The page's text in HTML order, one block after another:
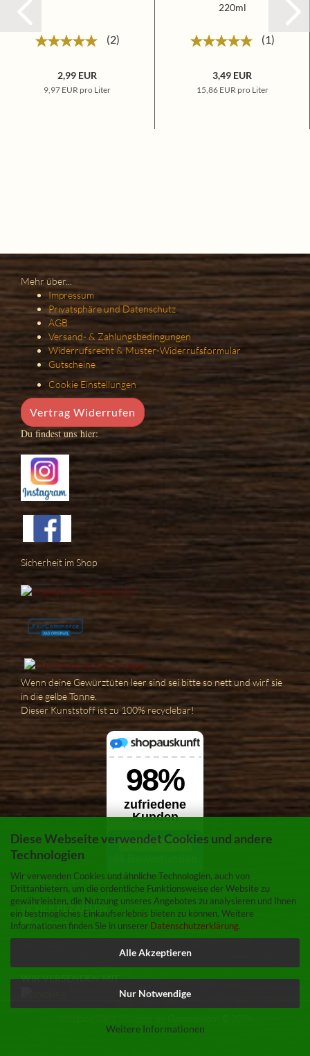
Diese Webseite verwendet Cookies und andere
Technologien
Wir verwenden Cookies und ähnliche Technologien, auch von
Drittanbietern, um die ordentliche Funktionsweise der Website zu
gewährleisten, die Nutzung unseres Angebotes zu analysieren und Ihnen
ein bestmögliches Einkaufserlebnis bieten zu können. Weitere
Informationen finden Sie in unserer Datenschutzerklärung.
Alle Akzeptieren
Nur Notwendige
Weitere Informationen
2
2,99 EUR
9,97 EUR pro Liter
220ml
1
3,49 EUR
15,86 EUR pro Liter
Mehr über...
Impressum
Privatsphäre und Datenschutz
AGB
Versand- & Zahlungsbedingungen
Widerrufsrecht & Muster-Widerrufsformular
Gutscheine
Cookie Einstellungen
Vertrag Widerrufen
Du findest uns hier:
Sicherheit im Shop
Wenn deine Gewürztüten leer sind sei bitte so nett und wirf sie
in die gelbe Tonne.
Dieser Kunststoff ist zu 100% recyclebar!
Zahlung & Versand
SICHER BEZAHLEN
WIR VERSENDEN MIT